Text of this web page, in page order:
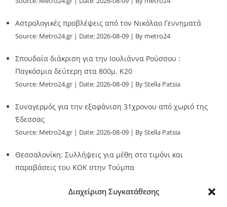
Διαχείριση Συγκατάθεσης
Αστρολογικές προβλέψεις από τον Νικόλαο Γεννηματά
Source: Metro24.gr Date: 2026-08-09 By metro24
Σπουδαία διάκριση για την Ιουλιάννα Ρούσσου :
Παγκόσμια δεύτερη στα 800μ. Κ20
Source: Metro24.gr Date: 2026-08-09 By Stella Patsia
Συναγερμός για την εξαφάνιση 31χρονου από χωριό της
Έδεσσας
Source: Metro24.gr Date: 2026-08-09 By Stella Patsia
Θεσσαλονίκη: Συλλήψεις για μέθη στο τιμόνι και
παραβάσεις του ΚΟΚ στην Τούμπα